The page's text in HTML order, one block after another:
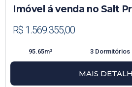
Imóvel á venda no Salt
R$ 1.569.355,00
95.65m² 3 Dormitórios
MAIS